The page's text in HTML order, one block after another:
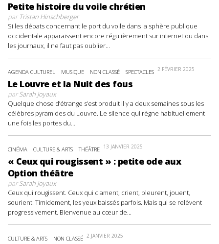
Petite histoire du voile chrétien
parTristan Hinschberger
Si les débats concernant le port du voile dans la sphère publique
occidentale apparaissent encore régulièrement sur internet ou dans
les journaux, il ne faut pas oublier...
AGENDA CULTUREL MUSIQUE NON CLASSÉ SPECTACLES 2 FÉVRIER 2025
Le Louvre et la Nuit des fous
parSarah Joyaux
Quelque chose d’étrange s’est produit il y a deux semaines sous les
célèbres pyramides du Louvre. Le silence qui règne habituellement
une fois les portes du...
CINÉMA CULTURE & ARTS THÉÂTRE 13 JANVIER 2025
« Ceux qui rougissent » : petite ode aux
Option théâtre
parSarah Joyaux
Ceux qui rougissent. Ceux qui clament, crient, pleurent, jouent,
sourient. Timidement, les yeux baissés parfois. Mais qui se relèvent
progressivement. Bienvenue au cœur de...
CULTURE & ARTS NON CLASSÉ 2 JANVIER 2025